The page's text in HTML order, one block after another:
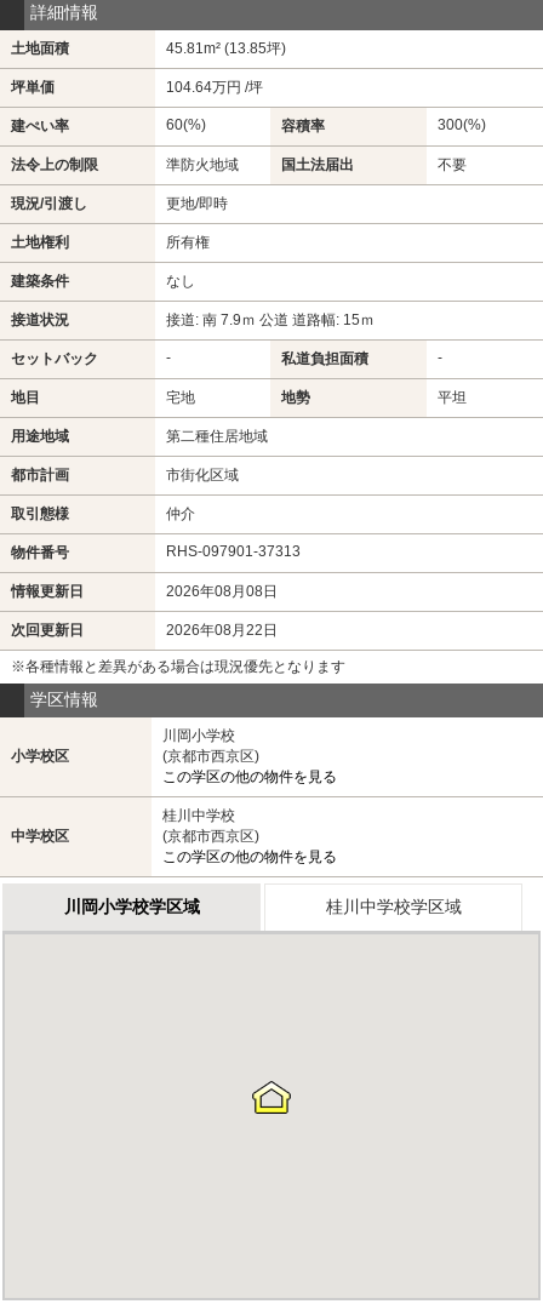
詳細情報
土地面積 45.81m² (13.85坪)
坪単価 104.64万円 /坪
建ぺい率 60(%) 容積率 300(%)
法令上の制限 準防火地域 国土法届出 不要
現況/引渡し 更地/即時
土地権利 所有権
建築条件 なし
接道状況 接道: 南 7.9ｍ 公道 道路幅: 15ｍ
セットバック - 私道負担面積 -
地目 宅地 地勢 平坦
用途地域 第二種住居地域
都市計画 市街化区域
取引態様 仲介
物件番号 RHS-097901-37313
情報更新日 2026年08月08日
次回更新日 2026年08月22日
※各種情報と差異がある場合は現況優先となります
学区情報
小学校区
川岡小学校
(京都市西京区)
この学区の他の物件を見る
中学校区
桂川中学校
(京都市西京区)
この学区の他の物件を見る
川岡小学校学区域 桂川中学校学区域